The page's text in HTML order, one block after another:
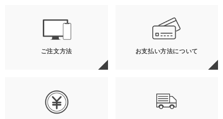
ご注文方法 お支払い方法について